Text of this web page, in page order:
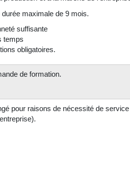
maximale de 9 mois.
suffisante
temps
obligatoires.
de formation.
pour raisons de nécessité de